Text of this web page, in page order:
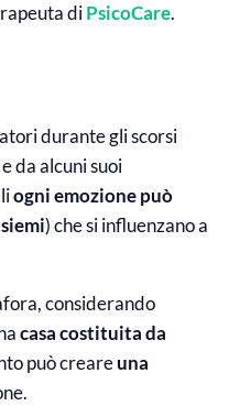
diPsicoCare.
durante gli scorsi
e da alcuni suoi
ogni emozione può
) che si influenzano a
considerando
casa costituita da
può creareuna